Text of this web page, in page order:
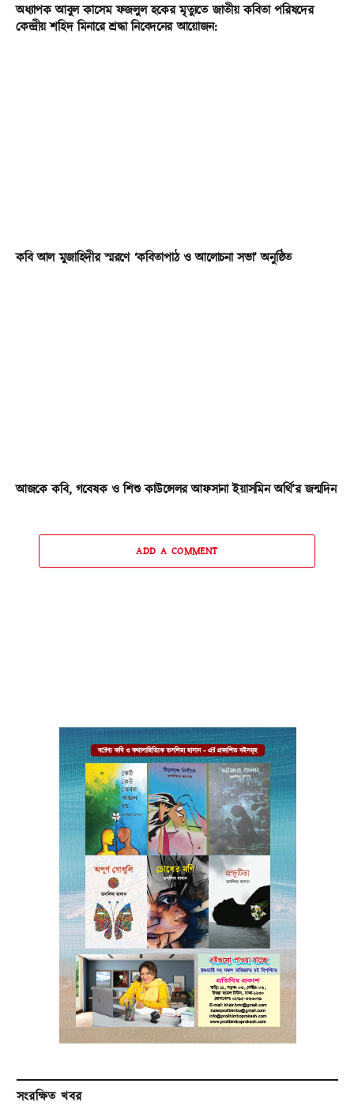
অধ্যাপক আবুল কাসেম ফজলুল হকের মৃত্যুতে জাতীয় কবিতা পরিষদের
কেন্দ্রীয় শহিদ মিনারে শ্রদ্ধা নিবেদনের আয়োজন:
কবি আল মুজাহিদীর স্মরণে ‘কবিতাপাঠ ও আলোচনা সভা’ অনুষ্ঠিত
আজকে কবি, গবেষক ও শিশু কাউন্সেলর আফসানা ইয়াসমিন অর্থি’র জন্মদিন
ADD A COMMENT
সংরক্ষিত খবর